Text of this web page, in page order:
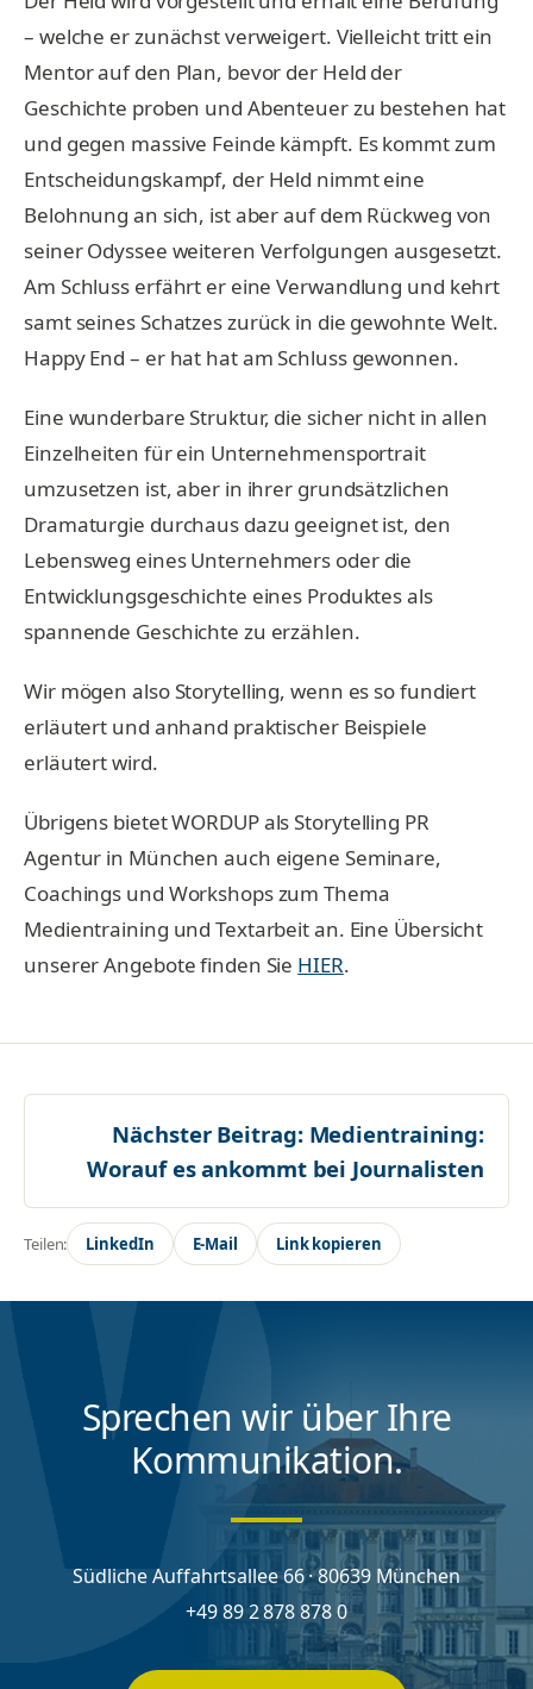
– welche er zunächst verweigert. Vielleicht tritt ein
Mentor auf den Plan, bevor der Held der
Geschichte proben und Abenteuer zu bestehen hat
und gegen massive Feinde kämpft. Es kommt zum
Entscheidungskampf, der Held nimmt eine
Belohnung an sich, ist aber auf dem Rückweg von
seiner Odyssee weiteren Verfolgungen ausgesetzt.
Am Schluss erfährt er eine Verwandlung und kehrt
samt seines Schatzes zurück in die gewohnte Welt.
Happy End – er hat hat am Schluss gewonnen.
Eine wunderbare Struktur, die sicher nicht in allen
Einzelheiten für ein Unternehmensportrait
umzusetzen ist, aber in ihrer grundsätzlichen
Dramaturgie durchaus dazu geeignet ist, den
Lebensweg eines Unternehmers oder die
Entwicklungsgeschichte eines Produktes als
spannende Geschichte zu erzählen.
Wir mögen also Storytelling, wenn es so fundiert
erläutert und anhand praktischer Beispiele
erläutert wird.
Übrigens bietet WORDUP als Storytelling PR
Agentur in München auch eigene Seminare,
Coachings und Workshops zum Thema
Medientraining und Textarbeit an. Eine Übersicht
unserer Angebote finden Sie HIER.
Nächster Beitrag: Medientraining:
Worauf es ankommt bei Journalisten
Teilen: LinkedIn E-Mail Link kopieren
Sprechen wir über Ihre
Kommunikation.
Südliche Auffahrtsallee 66 · 80639 München
+49 89 2 878 878 0